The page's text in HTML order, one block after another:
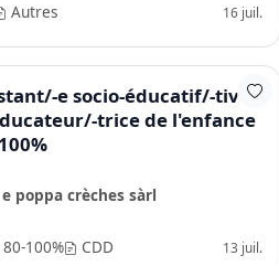
Autres 16 juil.
e socio-éducatif/-tive
trice de l'enfance
poppa crèches sàrl
80-100% CDD 13 juil.